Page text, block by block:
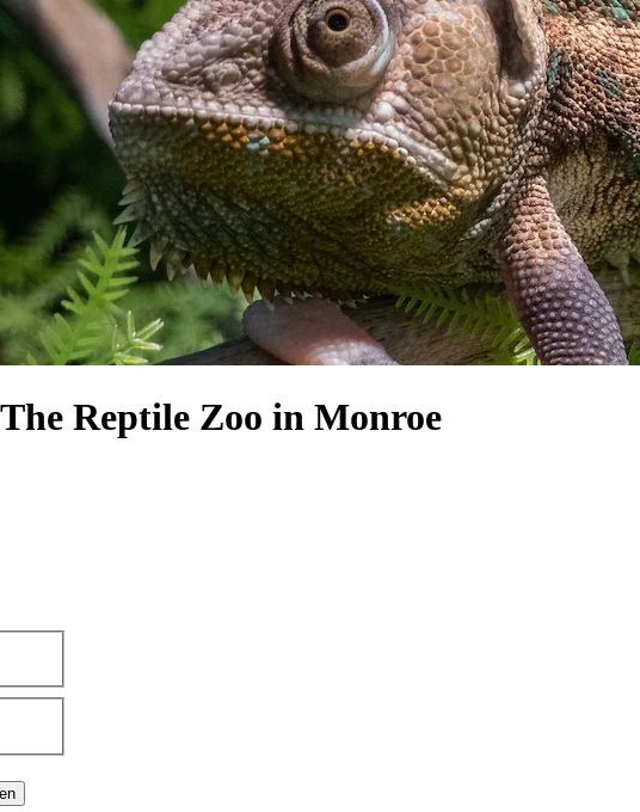
Reptile Zoo in Monroe